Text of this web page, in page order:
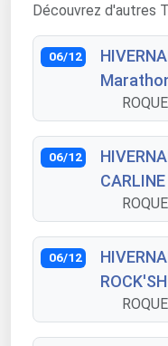
Découvrez d'autres
06/12
06/12
CARLINE
06/12